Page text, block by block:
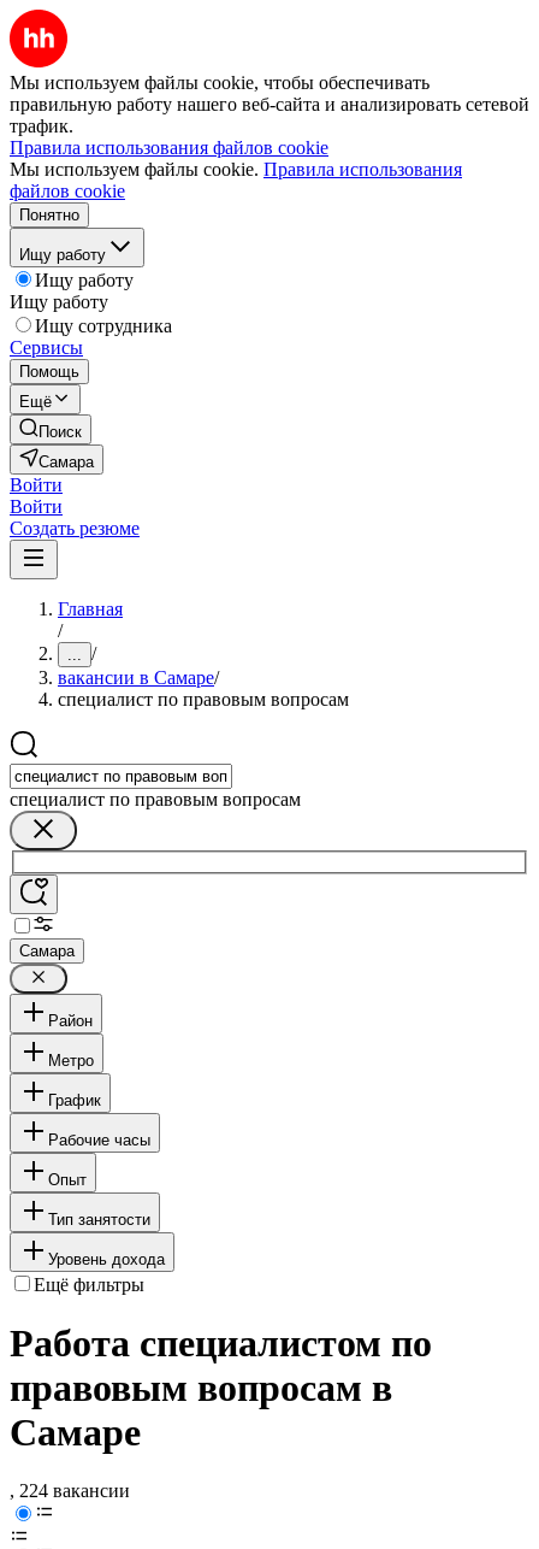
Мы используем файлы cookie, чтобы обеспечивать
правильную работу нашего веб-сайта и анализировать сетевой
трафик.
Правила использования файлов cookie
Мы используем файлы cookie. Правила использования
файлов cookie
Понятно
Ищу работу
Ищу работу
Ищу работу
Ищу сотрудника
Сервисы
Помощь
Ещё
Поиск
Самара
Войти
Войти
Создать резюме
Главная
/
... /
вакансии в Самаре/
специалист по правовым вопросам
специалист по правовым вопросам
Самара
Район
Метро
График
Рабочие часы
Опыт
Тип занятости
Уровень дохода
Ещё фильтры
Работа специалистом по
правовым вопросам в
Самаре
, 224 вакансии